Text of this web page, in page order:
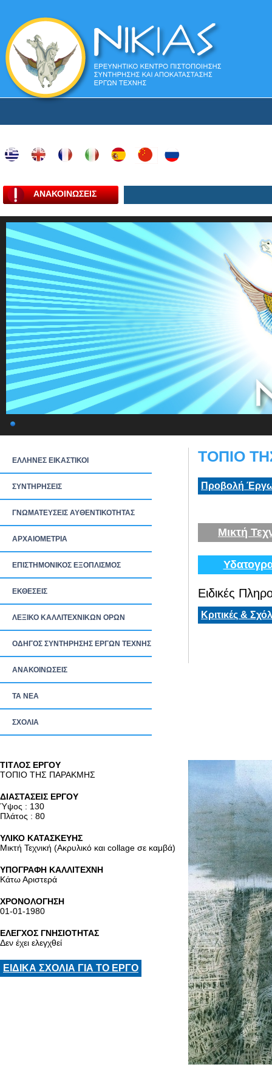
ΑΝΑΚΟΙΝΩΣΕΙΣ
ΕΛΛΗΝΕΣ ΕΙΚΑΣΤΙΚΟΙ
ΣΥΝΤΗΡΗΣΕΙΣ
ΓΝΩΜΑΤΕΥΣΕΙΣ ΑΥΘΕΝΤΙΚΟΤΗΤΑΣ
ΑΡΧΑΙΟΜΕΤΡΙΑ
ΕΠΙΣΤΗΜΟΝΙΚΟΣ ΕΞΟΠΛΙΣΜΟΣ
ΕΚΘΕΣΕΙΣ
ΛΕΞΙΚΟ ΚΑΛΛΙΤΕΧΝΙΚΩΝ ΟΡΩΝ
ΟΔΗΓΟΣ ΣΥΝΤΗΡΗΣΗΣ ΕΡΓΩΝ ΤΕΧΝΗΣ
ΑΝΑΚΟΙΝΩΣΕΙΣ
ΤΑ ΝEΑ
ΣΧΟΛΙΑ
ΤΟΠΙΟ
Προβολή
Μικτή
Ειδικές
Κριτικές &
TITΛΟΣ ΕΡΓΟΥ
ΤΟΠΙΟ ΤΗΣ ΠΑΡΑΚΜΗΣ
ΔΙΑΣΤΑΣΕΙΣ ΕΡΓΟΥ
Ύψος : 130
Πλάτος : 80
ΥΛΙΚΟ ΚΑΤΑΣΚΕΥΗΣ
Μικτή Τεχνική (Ακρυλικό και collage σε καμβά)
ΥΠΟΓΡΑΦΗ ΚΑΛΛΙΤΕΧΝΗ
Κάτω Αριστερά
ΧΡΟΝΟΛΟΓΗΣΗ
01-01-1980
ΕΛΕΓΧΟΣ ΓΝΗΣΙΟΤΗΤΑΣ
Δεν έχει ελεγχθεί
ΕΙΔΙΚΑ ΣΧΟΛΙΑ ΓΙΑ ΤΟ ΕΡΓΟ